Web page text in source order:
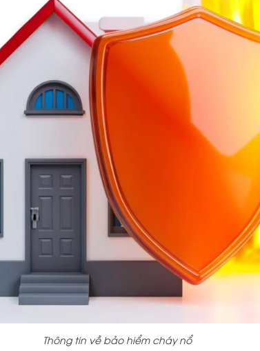
Thông tin về bảo hiểm cháy nổ